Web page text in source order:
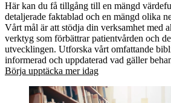
Här kan du få tillgång till en mängd
detaljerade faktablad och en mängd olika
Vårt mål är att stödja din verksamhet med
verktyg som förbättrar patientvården och
utvecklingen. Utforska vårt omfattande
informerad och uppdaterad vad gäller
Börja upptäcka mer idag